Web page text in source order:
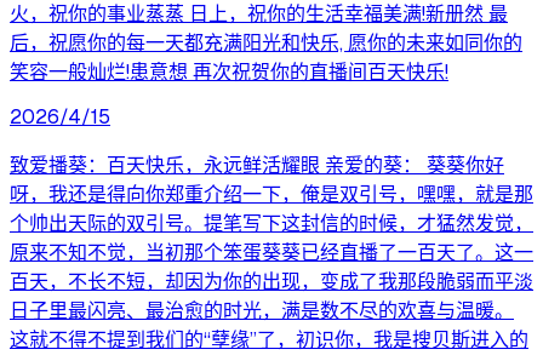
火，祝你的事业蒸蒸 日上，祝你的生活幸福美满!新册然 最
后，祝愿你的每一天都充满阳光和快乐, 愿你的未来如同你的
笑容一般灿烂!患意想 再次祝贺你的直播间百天快乐!
2026/4/15
致爱播葵：百天快乐，永远鲜活耀眼 亲爱的葵： 葵葵你好
呀，我还是得向你郑重介绍一下，俺是双引号，嘿嘿，就是那
个帅出天际的双引号。提笔写下这封信的时候，才猛然发觉，
原来不知不觉，当初那个笨蛋葵葵已经直播了一百天了。这一
百天，不长不短，却因为你的出现，变成了我那段脆弱而平淡
日子里最闪亮、最治愈的时光，满是数不尽的欢喜与温暖。
这就不得不提到我们的“孽缘”了，初识你，我是搜贝斯进入的